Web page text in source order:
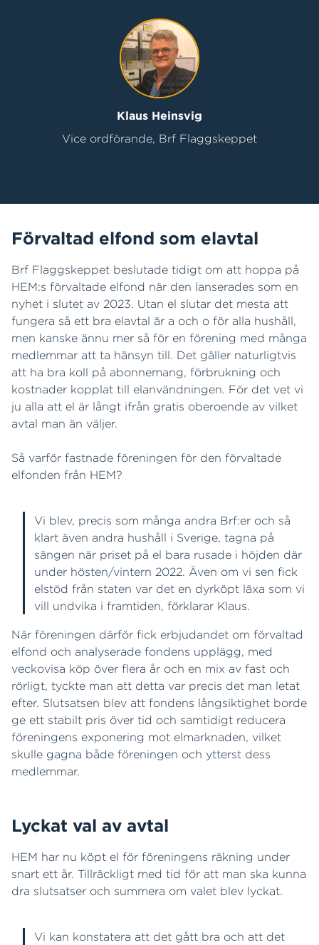
Klaus Heinsvig
Vice ordförande, Brf Flaggskeppet
Förvaltad elfond som elavtal
Brf Flaggskeppet beslutade tidigt om att hoppa på
HEM:s förvaltade elfond när den lanserades som en
nyhet i slutet av 2023. Utan el slutar det mesta att
fungera så ett bra elavtal är a och o för alla hushåll,
men kanske ännu mer så för en förening med många
medlemmar att ta hänsyn till. Det gäller naturligtvis
att ha bra koll på abonnemang, förbrukning och
kostnader kopplat till elanvändningen. För det vet vi
ju alla att el är långt ifrån gratis oberoende av vilket
avtal man än väljer.
Så varför fastnade föreningen för den förvaltade
elfonden från HEM?
Vi blev, precis som många andra Brf:er och så
klart även andra hushåll i Sverige, tagna på
sängen när priset på el bara rusade i höjden där
under hösten/vintern 2022. Även om vi sen fick
elstöd från staten var det en dyrköpt läxa som vi
vill undvika i framtiden, förklarar Klaus.
När föreningen därför fick erbjudandet om förvaltad
elfond och analyserade fondens upplägg, med
veckovisa köp över flera år och en mix av fast och
rörligt, tyckte man att detta var precis det man letat
efter. Slutsatsen blev att fondens långsiktighet borde
ge ett stabilt pris över tid och samtidigt reducera
föreningens exponering mot elmarknaden, vilket
skulle gagna både föreningen och ytterst dess
medlemmar.
Lyckat val av avtal
HEM har nu köpt el för föreningens räkning under
snart ett år. Tillräckligt med tid för att man ska kunna
dra slutsatser och summera om valet blev lyckat.
Vi kan konstatera att det gått bra och att det